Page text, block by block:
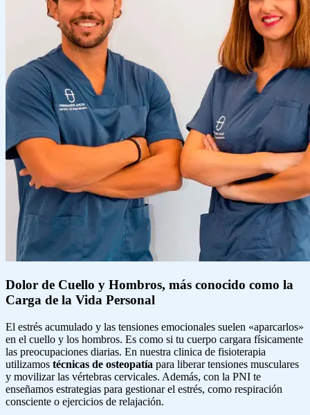
Dolor de Cuello y Hombros, más conocido como la
Carga de la Vida Personal
El estrés acumulado y las tensiones emocionales suelen «aparcarlos»
en el cuello y los hombros. Es como si tu cuerpo cargara físicamente
las preocupaciones diarias. En nuestra clinica de fisioterapia
utilizamos técnicas de osteopatía para liberar tensiones musculares
y movilizar las vértebras cervicales. Además, con la PNI te
enseñamos estrategias para gestionar el estrés, como respiración
consciente o ejercicios de relajación.